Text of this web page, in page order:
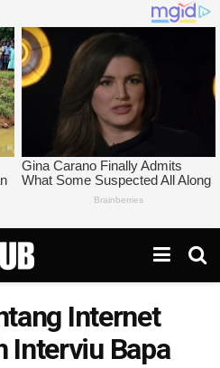
Internet
Interviu Bapa